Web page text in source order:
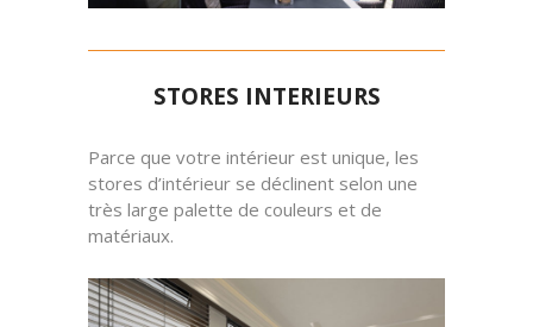
STORES INTERIEURS
Parce que votre intérieur est unique, les
stores d’intérieur se déclinent selon une
très large palette de couleurs et de
matériaux.